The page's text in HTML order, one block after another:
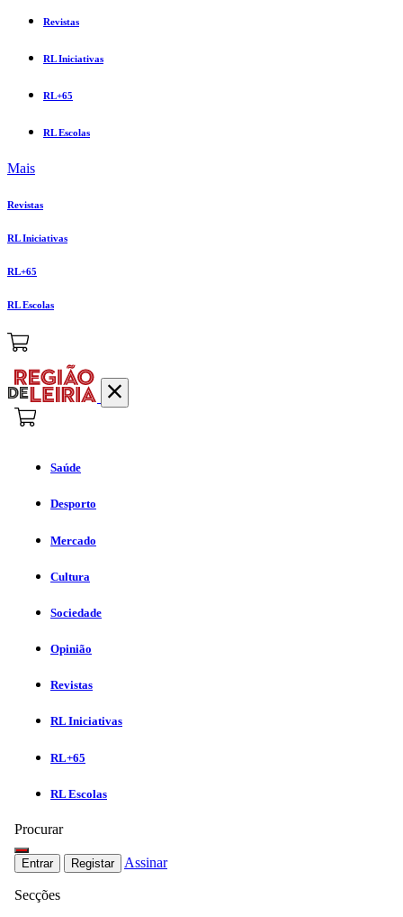
Revistas
RL Iniciativas
RL+65
RL Escolas
Mais
Revistas
RL Iniciativas
RL+65
RL Escolas
Saúde
Desporto
Mercado
Cultura
Sociedade
Opinião
Revistas
RL Iniciativas
RL+65
RL Escolas
Procurar
Entrar Registar Assinar
Secções